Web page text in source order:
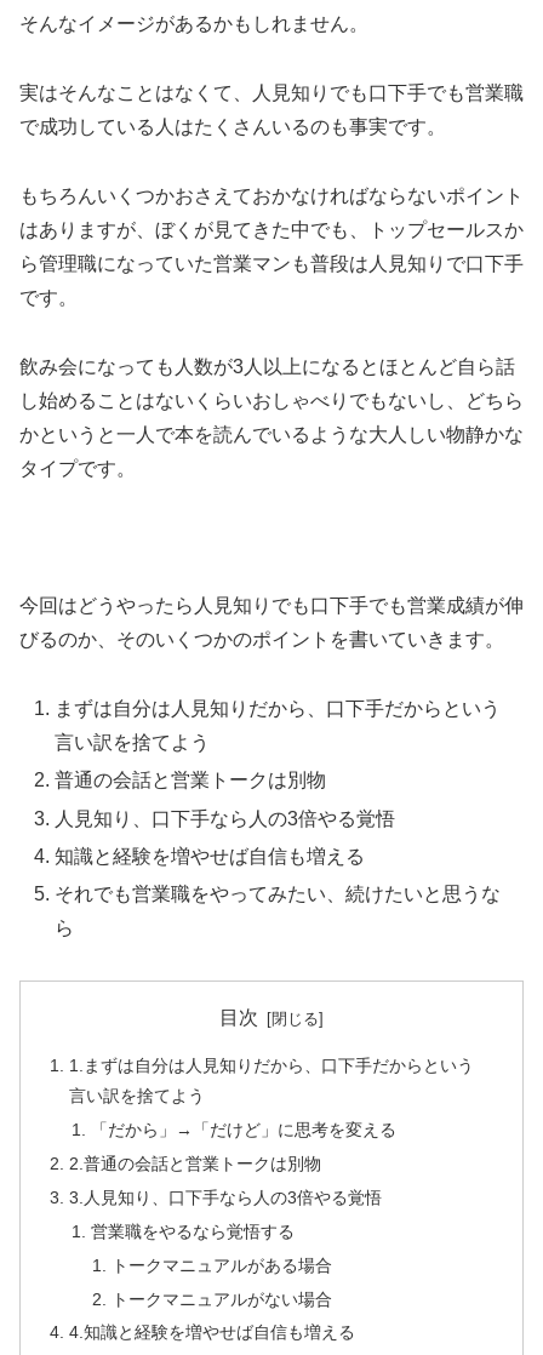
そんなイメージがあるかもしれません。
実はそんなことはなくて、人見知りでも口下手でも営業職
で成功している人はたくさんいるのも事実です。
もちろんいくつかおさえておかなければならないポイント
はありますが、ぼくが見てきた中でも、トップセールスか
ら管理職になっていた営業マンも普段は人見知りで口下手
です。
飲み会になっても人数が3人以上になるとほとんど自ら話
し始めることはないくらいおしゃべりでもないし、どちら
かというと一人で本を読んでいるような大人しい物静かな
タイプです。
今回はどうやったら人見知りでも口下手でも営業成績が伸
びるのか、そのいくつかのポイントを書いていきます。
まずは自分は人見知りだから、口下手だからという
言い訳を捨てよう
普通の会話と営業トークは別物
人見知り、口下手なら人の3倍やる覚悟
知識と経験を増やせば自信も増える
それでも営業職をやってみたい、続けたいと思うな
ら
目次
1.まずは自分は人見知りだから、口下手だからという
言い訳を捨てよう
「だから」→「だけど」に思考を変える
2.普通の会話と営業トークは別物
3.人見知り、口下手なら人の3倍やる覚悟
営業職をやるなら覚悟する
トークマニュアルがある場合
トークマニュアルがない場合
4.知識と経験を増やせば自信も増える